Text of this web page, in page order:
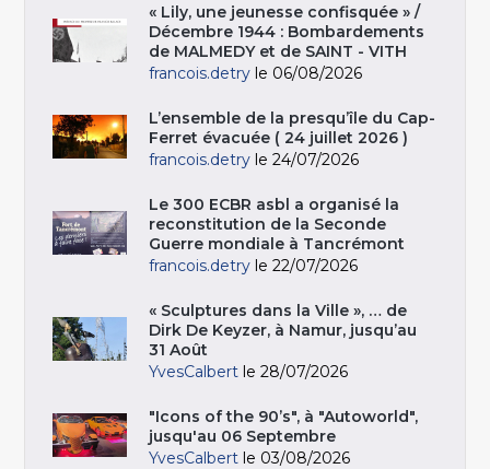
« Lily, une jeunesse confisquée » /
Décembre 1944 : Bombardements
de MALMEDY et de SAINT - VITH
francois.detry le 06/08/2026
L’ensemble de la presqu’île du Cap-
Ferret évacuée ( 24 juillet 2026 )
francois.detry le 24/07/2026
Le 300 ECBR asbl a organisé la
reconstitution de la Seconde
Guerre mondiale à Tancrémont
francois.detry le 22/07/2026
« Sculptures dans la Ville », … de
Dirk De Keyzer, à Namur, jusqu’au
31 Août
YvesCalbert le 28/07/2026
"Icons of the 90’s", à "Autoworld",
jusqu'au 06 Septembre
YvesCalbert le 03/08/2026